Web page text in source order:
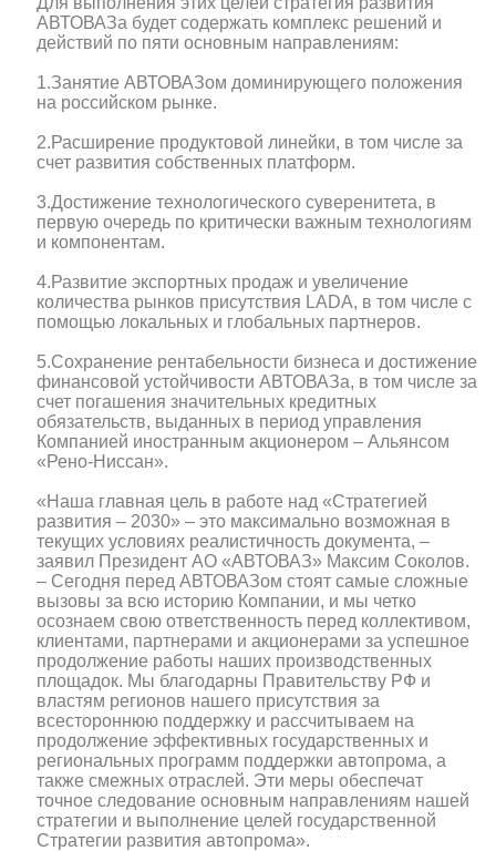
АВТОВАЗа будет содержать комплекс решений и
действий по пяти основным направлениям:
1.Занятие АВТОВАЗом доминирующего положения
на российском рынке.
2.Расширение продуктовой линейки, в том числе за
счет развития собственных платформ.
3.Достижение технологического суверенитета, в
первую очередь по критически важным технологиям
и компонентам.
4.Развитие экспортных продаж и увеличение
количества рынков присутствия LADA, в том числе с
помощью локальных и глобальных партнеров.
5.Сохранение рентабельности бизнеса и достижение
финансовой устойчивости АВТОВАЗа, в том числе за
счет погашения значительных кредитных
обязательств, выданных в период управления
Компанией иностранным акционером – Альянсом
«Рено-Ниссан».
«Наша главная цель в работе над «Стратегией
развития – 2030» – это максимально возможная в
текущих условиях реалистичность документа, –
заявил Президент АО «АВТОВАЗ» Максим Соколов.
– Сегодня перед АВТОВАЗом стоят самые сложные
вызовы за всю историю Компании, и мы четко
осознаем свою ответственность перед коллективом,
клиентами, партнерами и акционерами за успешное
продолжение работы наших производственных
площадок. Мы благодарны Правительству РФ и
властям регионов нашего присутствия за
всестороннюю поддержку и рассчитываем на
продолжение эффективных государственных и
региональных программ поддержки автопрома, а
также смежных отраслей. Эти меры обеспечат
точное следование основным направлениям нашей
стратегии и выполнение целей государственной
Стратегии развития автопрома».